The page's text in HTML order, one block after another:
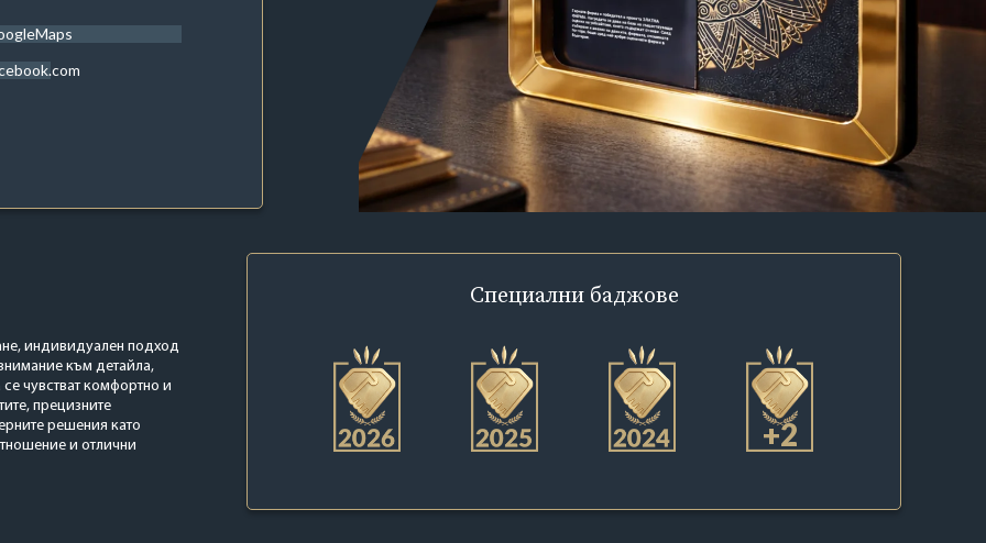
индивидуален подход
към детайла,
чувстват комфортно и
прецизните
решения като
и отлични
Специални баджове
+2